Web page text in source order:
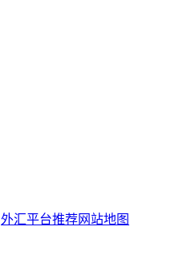
外汇平台推荐网站地图